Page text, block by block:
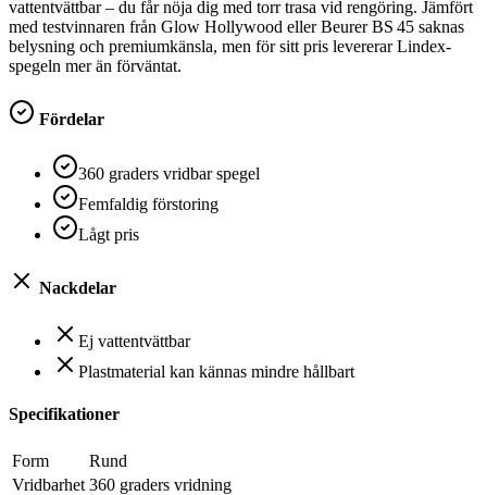
vattentvättbar – du får nöja dig med torr trasa vid rengöring. Jämfört
med testvinnaren från Glow Hollywood eller Beurer BS 45 saknas
belysning och premiumkänsla, men för sitt pris levererar Lindex-
spegeln mer än förväntat.
Fördelar
360 graders vridbar spegel
Femfaldig förstoring
Lågt pris
Nackdelar
Ej vattentvättbar
Plastmaterial kan kännas mindre hållbart
Specifikationer
Form
Rund
Vridbarhet 360 graders vridning